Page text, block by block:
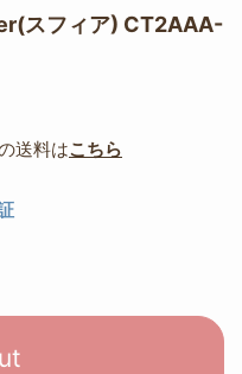
スフィア) CT2AAA-
送料はこちら